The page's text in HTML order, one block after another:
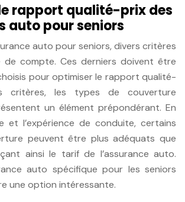
rapport qualité-prix des
auto pour seniors
auto pour seniors, divers critères
de compte. Ces derniers doivent être
pour optimiser le rapport qualité-
critères, les types de couverture
un élément prépondérant. En
et l’expérience de conduite, certains
peuvent être plus adéquats que
ainsi le tarif de l’assurance auto.
auto spécifique pour les seniors
une option intéressante.